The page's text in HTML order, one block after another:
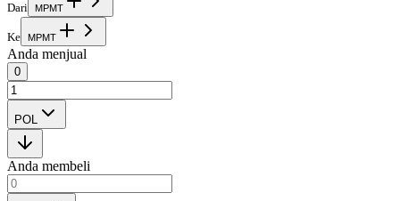
Dari MPMT
Ke MPMT
Anda menjual
0
POL
Anda membeli